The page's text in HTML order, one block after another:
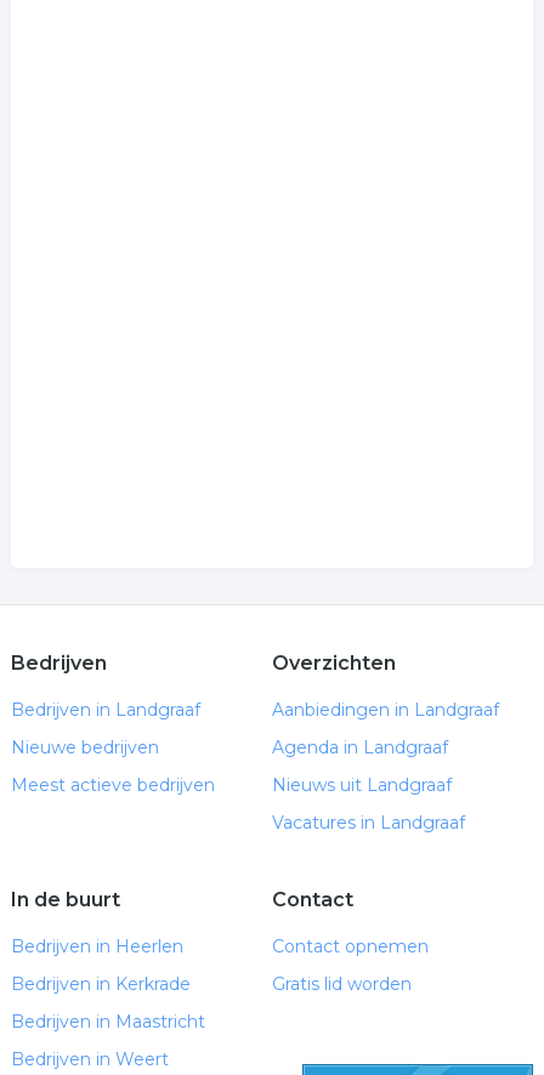
Bedrijven
Bedrijven in Landgraaf
Nieuwe bedrijven
Meest actieve bedrijven
Overzichten
Aanbiedingen in Landgraaf
Agenda in Landgraaf
Nieuws uit Landgraaf
Vacatures in Landgraaf
In de buurt
Bedrijven in Heerlen
Bedrijven in Kerkrade
Bedrijven in Maastricht
Bedrijven in Weert
Contact
Contact opnemen
Gratis lid worden